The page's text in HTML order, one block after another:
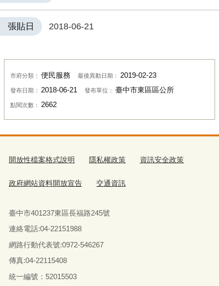
張貼日 2018-06-21
市府分類： 便民服務 最後異動日期： 2019-02-23
發布日期： 2018-06-21 發布單位： 臺中市東區區公所
點閱次數： 2662
開放性檔案格式說明 隱私權政策 資訊安全政策
政府網站資料開放宣告 交通資訊
臺中市401237東區長福路245號
連絡電話:04-22151988
網路行動代表號:0972-546267
傳真:04-22115408
統一編號：52015503